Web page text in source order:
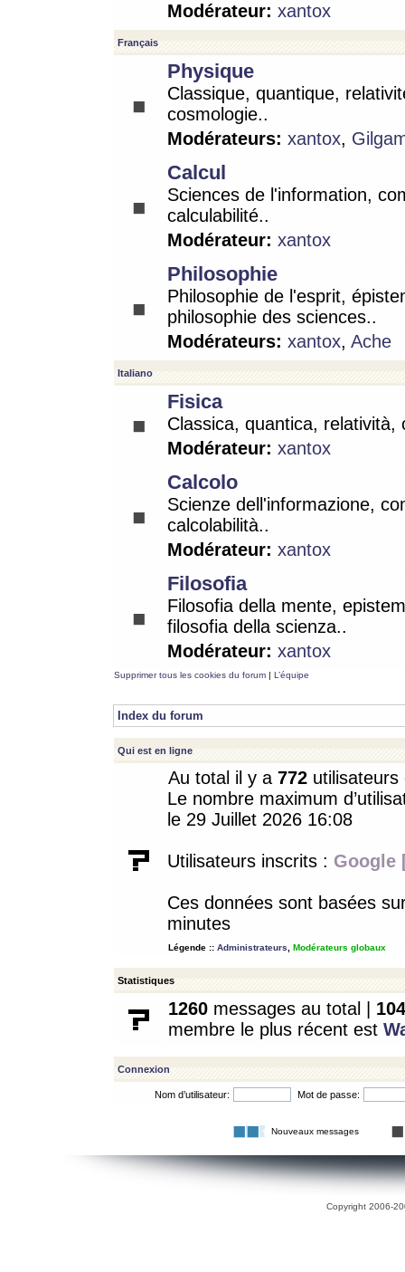
Modérateur: xantox
Français
Physique
Classique, quantique,
cosmologie..
Modérateurs: xantox,
Calcul
Sciences de l'information,
calculabilité..
Modérateur: xantox
Philosophie
Philosophie de l'esprit,
philosophie des sciences..
Modérateurs: xantox, Ache
Italiano
Fisica
Classica, quantica, relatività,
Modérateur: xantox
Calcolo
Scienze dell'informazione,
calcolabilità..
Modérateur: xantox
Filosofia
Filosofia della mente,
filosofia della scienza..
Modérateur: xantox
Supprimer tous les cookies du forum | L’équipe
Index du forum
Qui est en ligne
Au total il y a 772
Le nombre maximum
le 29 Juillet 2026 16:08
Utilisateurs inscrits : Google
Ces données sont basées
minutes
Légende :: Administrateurs Modérateurs globaux
Statistiques
1260 messages au total | 104
membre le plus récent est
Connexion
Nom d’utilisateur: Mot de passe:
Nouveaux messages
Copyright 2006-